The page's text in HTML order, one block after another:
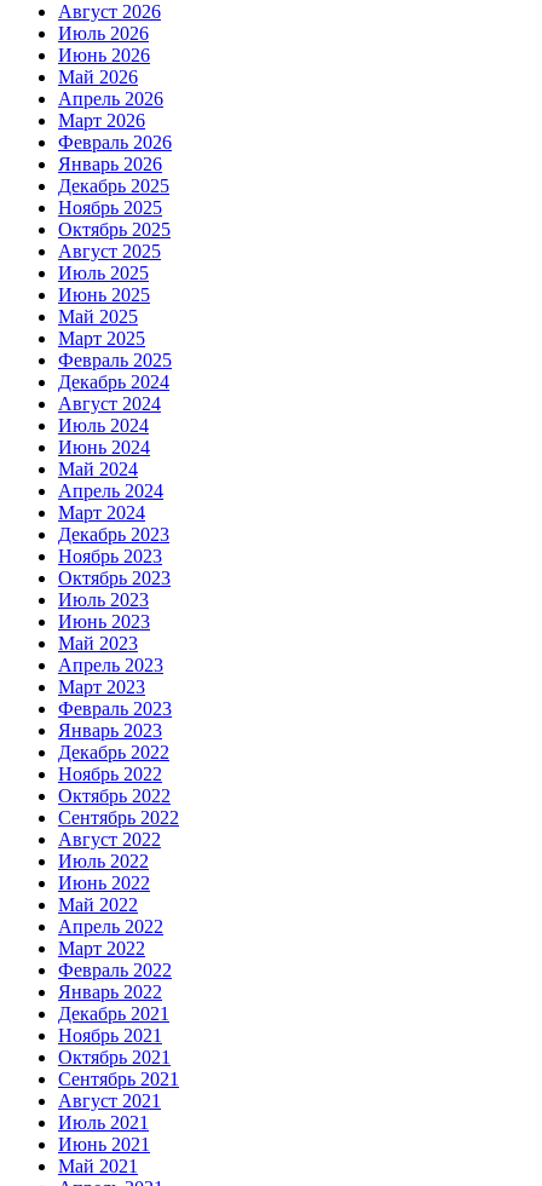
Август 2026
Июль 2026
Июнь 2026
Май 2026
Апрель 2026
Март 2026
Февраль 2026
Январь 2026
Декабрь 2025
Ноябрь 2025
Октябрь 2025
Август 2025
Июль 2025
Июнь 2025
Май 2025
Март 2025
Февраль 2025
Декабрь 2024
Август 2024
Июль 2024
Июнь 2024
Май 2024
Апрель 2024
Март 2024
Декабрь 2023
Ноябрь 2023
Октябрь 2023
Июль 2023
Июнь 2023
Май 2023
Апрель 2023
Март 2023
Февраль 2023
Январь 2023
Декабрь 2022
Ноябрь 2022
Октябрь 2022
Сентябрь 2022
Август 2022
Июль 2022
Июнь 2022
Май 2022
Апрель 2022
Март 2022
Февраль 2022
Январь 2022
Декабрь 2021
Ноябрь 2021
Октябрь 2021
Сентябрь 2021
Август 2021
Июль 2021
Июнь 2021
Май 2021